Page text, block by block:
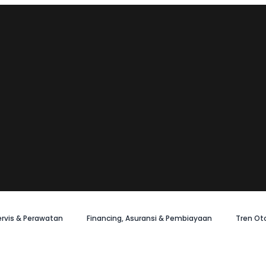
& Perawatan Financing, Asuransi & Pembiayaan Tren